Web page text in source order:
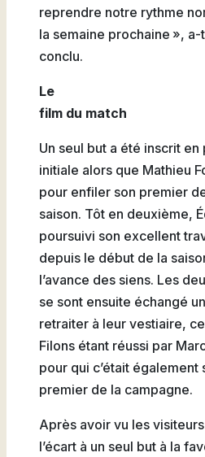
reprendre notre rythme
la semaine prochaine », a-
conclu.
Le
film du match
Un seul but a été inscrit en
initiale alors que Mathieu
pour enfiler son premier
saison. Tôt en deuxième,
poursuivi son excellent
depuis le début de la
l’avance des siens. Les
se sont ensuite échangé
retraiter à leur vestiaire,
Filons étant réussi par
pour qui c’était également
premier de la campagne.
Après avoir vu les
l’écart à un seul but à la